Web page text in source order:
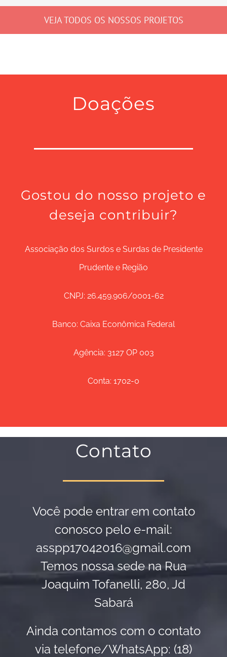
VEJA TODOS OS NOSSOS PROJETOS
Doações
Gostou do nosso projeto e
deseja contribuir?
Associação dos Surdos e Surdas de Presidente
Prudente e Região
CNPJ: 26.459.906/0001-62
Banco: Caixa Econômica Federal
Agência: 3127 OP 003
Conta: 1702-0
Contato
Você pode entrar em contato
conosco pelo e-mail:
asspp17042016@gmail.com
Temos nossa sede na Rua
Joaquim Tofanelli, 280, Jd
Sabará
Ainda contamos com o contato
via telefone/WhatsApp: (18)